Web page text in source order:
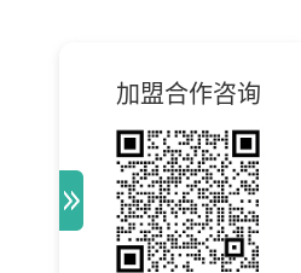
加盟合作咨询